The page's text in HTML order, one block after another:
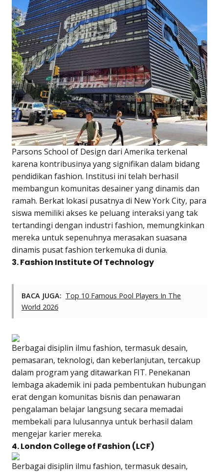
Parsons School of Design dari Amerika terkenal
karena kontribusinya yang signifikan dalam bidang
pendidikan fashion. Institusi ini telah berhasil
membangun komunitas desainer yang dinamis dan
ramah. Berkat lokasi pusatnya di New York City, para
siswa memiliki akses ke peluang interaksi yang tak
tertandingi dengan industri fashion, memungkinkan
mereka untuk sepenuhnya merasakan suasana
dinamis pusat fashion terkemuka di dunia.
3. Fashion Institute Of Technology
BACA JUGA: Top 10 Famous Pool Players In The
World 2026
Berbagai disiplin ilmu fashion, termasuk desain,
pemasaran, teknologi, dan keberlanjutan, tercakup
dalam program yang ditawarkan FIT. Penekanan
lembaga akademik ini pada pembentukan hubungan
erat dengan komunitas bisnis dan penawaran
pengalaman belajar langsung secara memadai
membekali para lulusannya untuk berhasil dalam
mengejar karier mereka.
4. London College of Fashion (LCF)
Berbagai disiplin ilmu fashion, termasuk desain,